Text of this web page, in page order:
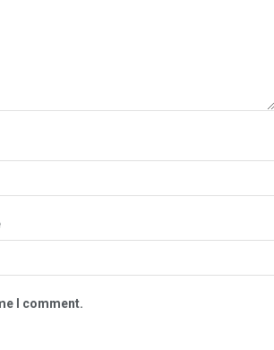
I comment.